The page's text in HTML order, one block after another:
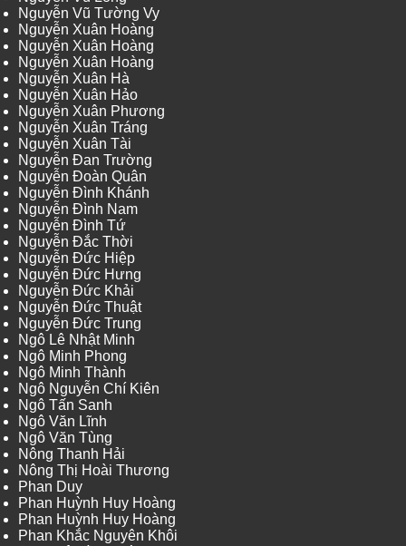
Nguyễn Vũ Tường Vy
Nguyễn Xuân Hoàng
Nguyễn Xuân Hoàng
Nguyễn Xuân Hoàng
Nguyễn Xuân Hà
Nguyễn Xuân Hảo
Nguyễn Xuân Phương
Nguyễn Xuân Tráng
Nguyễn Xuân Tài
Nguyễn Đan Trường
Nguyễn Đoàn Quân
Nguyễn Đình Khánh
Nguyễn Đình Nam
Nguyễn Đình Tứ
Nguyễn Đắc Thời
Nguyễn Đức Hiệp
Nguyễn Đức Hưng
Nguyễn Đức Khải
Nguyễn Đức Thuật
Nguyễn Đức Trung
Ngô Lê Nhật Minh
Ngô Minh Phong
Ngô Minh Thành
Ngô Nguyễn Chí Kiên
Ngô Tấn Sanh
Ngô Văn Lĩnh
Ngô Văn Tùng
Nông Thanh Hải
Nông Thị Hoài Thương
Phan Duy
Phan Huỳnh Huy Hoàng
Phan Huỳnh Huy Hoàng
Phan Khắc Nguyên Khôi